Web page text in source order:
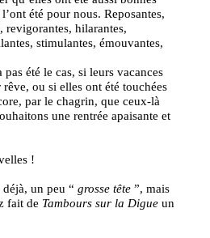
été pour nous. Reposantes,
revigorantes, hilarantes,
stimulantes, émouvantes,
pas été le cas, si leurs vacances
ou si elles ont été touchées
par le chagrin, que ceux-là
une rentrée apaisante et
!
déjà, un peu “grosse tête ”, mais
fait de Tambours sur la Digue un